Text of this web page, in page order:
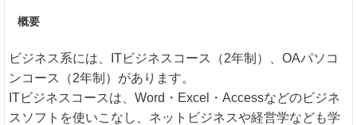
概要
ビジネス系には、ITビジネスコース（2年制）、OAパソコ
ンコース（2年制）があります。
ITビジネスコースは、Word・Excel・Accessなどのビジネ
スソフトを使いこなし、ネットビジネスや経営学なども学